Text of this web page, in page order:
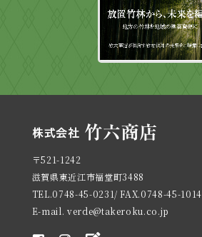
〒521-1242
滋賀県東近江市福堂町3488
TEL.0748-45-0231/ FAX.0748-45-1014
E-mail. verde@takeroku.co.jp